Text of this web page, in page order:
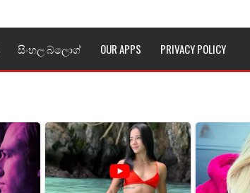
පද පෙළ
පද පෙළ
පද පෙළ
සිංහල බ්ලොග් OUR APPS PRIVACY POLICY